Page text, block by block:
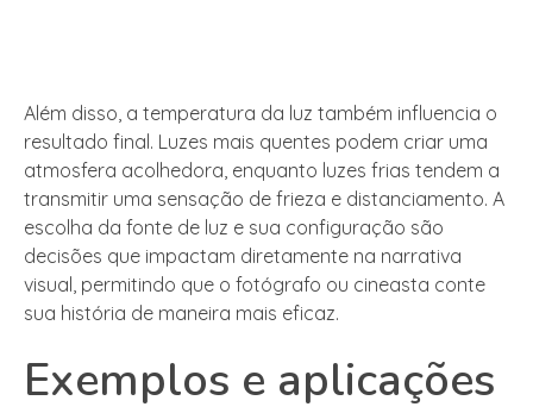
Além disso, a temperatura da luz também influencia o
resultado final. Luzes mais quentes podem criar uma
atmosfera acolhedora, enquanto luzes frias tendem a
transmitir uma sensação de frieza e distanciamento. A
escolha da fonte de luz e sua configuração são
decisões que impactam diretamente na narrativa
visual, permitindo que o fotógrafo ou cineasta conte
sua história de maneira mais eficaz.
Exemplos e aplicações